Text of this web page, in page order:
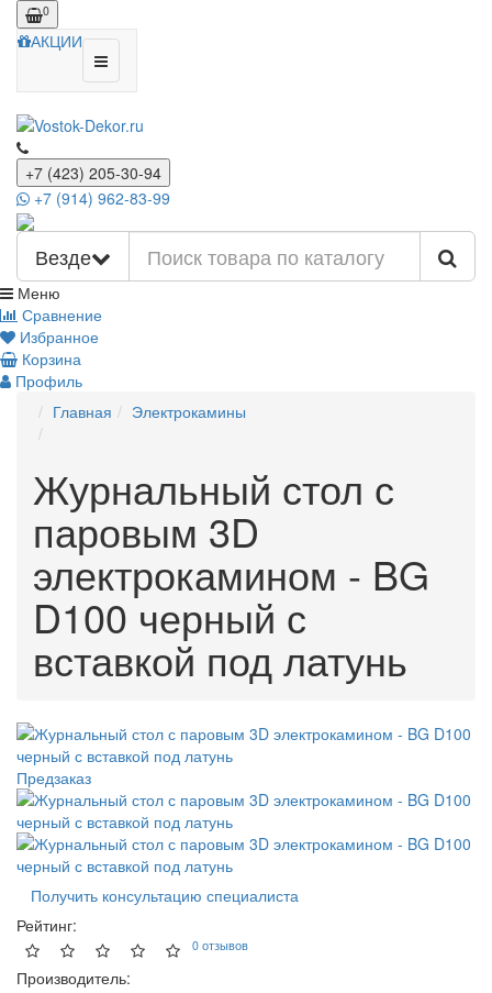
0
АКЦИИ
+7 (423) 205-30-94
+7 (914) 962-83-99
Везде
Меню
Сравнение
Избранное
Корзина
Профиль
Главная
Электрокамины
Журнальный стол с
паровым 3D
электрокамином - BG
D100 черный с
вставкой под латунь
Предзаказ
Получить консультацию специалиста
Рейтинг:
0 отзывов
Производитель: